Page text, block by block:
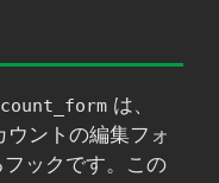
は、
ントの編集フォ
ックです。この